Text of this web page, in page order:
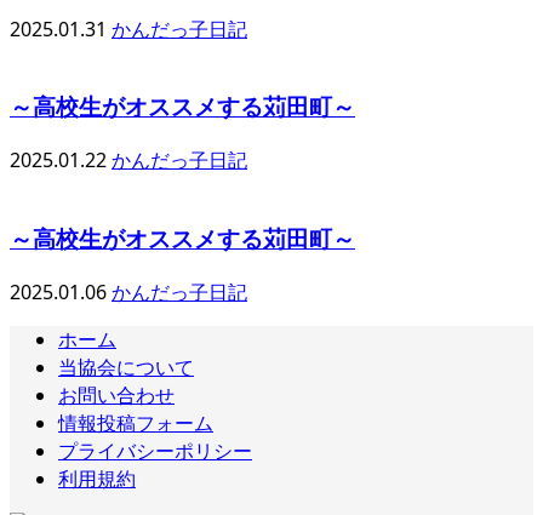
2025.01.31 かんだっ子日記
～高校生がオススメする苅田町～
2025.01.22かんだっ子日記
～高校生がオススメする苅田町～
2025.01.06かんだっ子日記
ホーム
当協会について
お問い合わせ
情報投稿フォーム
プライバシーポリシー
利用規約